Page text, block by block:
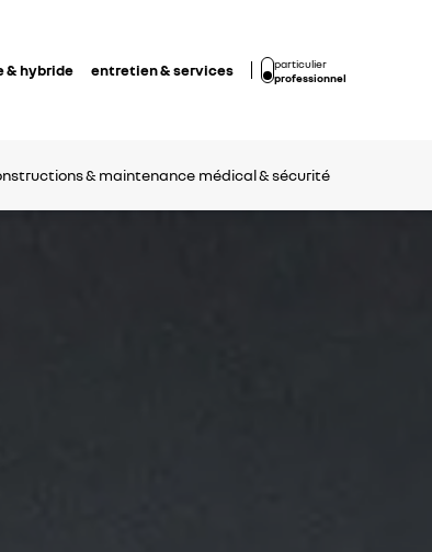
& hybride entretien & services
particulier
professionnel
& maintenance médical & sécurité